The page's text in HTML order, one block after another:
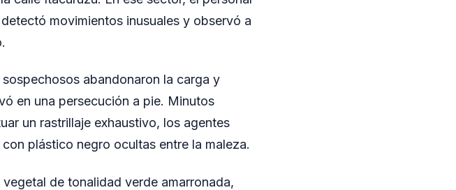
movimientos inusuales y observó a
abandonaron la carga y
en una persecución a pie. Minutos
un rastrillaje exhaustivo, los agentes
plástico negro ocultas entre la maleza.
de tonalidad verde amarronada,